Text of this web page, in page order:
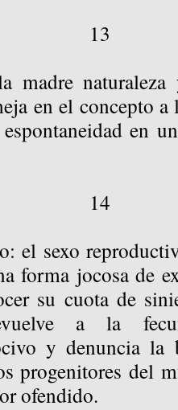
13
madre
en el concepto
en
14
el sexo
forma jocosa de
su cuota de
a la
y denuncia la
progenitores del
ofendido.